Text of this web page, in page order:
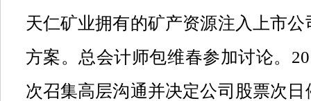
天仁矿业拥有的矿产资源注入上市
方案。总会计师包维春参加讨论。
次召集高层沟通并决定公司股票次